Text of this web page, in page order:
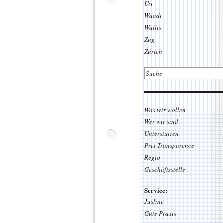
Uri
Waadt
Wallis
Zug
Zürich
Was wir wollen
Wer wir sind
Unterstützen
Prix Transparence
Regio
Geschäftsstelle
Service:
Jusline
Gute Praxis